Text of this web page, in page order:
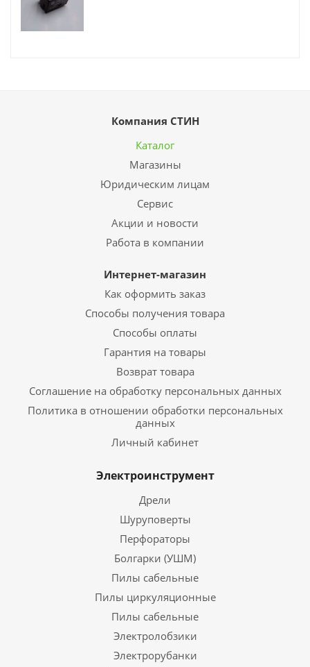
Компания СТИН
Каталог
Магазины
Юридическим лицам
Сервис
Акции и новости
Работа в компании
Интернет-магазин
Как оформить заказ
Способы получения товара
Способы оплаты
Гарантия на товары
Возврат товара
Соглашение на обработку персональных данных
Политика в отношении обработки персональных
данных
Личный кабинет
Электроинструмент
Дрели
Шуруповерты
Перфораторы
Болгарки (УШМ)
Пилы сабельные
Пилы циркуляционные
Пилы сабельные
Электролобзики
Электрорубанки